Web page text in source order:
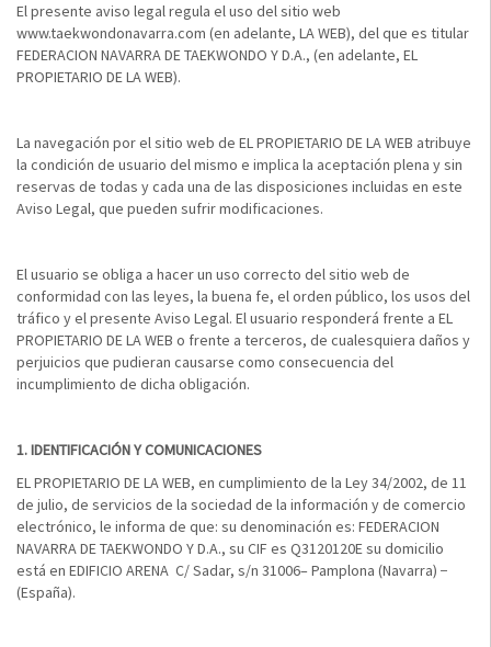
El presente aviso legal regula el uso del sitio web
www.taekwondonavarra.com (en adelante, LA WEB), del que es titular
FEDERACION NAVARRA DE TAEKWONDO Y D.A., (en adelante, EL
PROPIETARIO DE LA WEB).
La navegación por el sitio web de EL PROPIETARIO DE LA WEB atribuye
la condición de usuario del mismo e implica la aceptación plena y sin
reservas de todas y cada una de las disposiciones incluidas en este
Aviso Legal, que pueden sufrir modificaciones.
El usuario se obliga a hacer un uso correcto del sitio web de
conformidad con las leyes, la buena fe, el orden público, los usos del
tráfico y el presente Aviso Legal. El usuario responderá frente a EL
PROPIETARIO DE LA WEB o frente a terceros, de cualesquiera daños y
perjuicios que pudieran causarse como consecuencia del
incumplimiento de dicha obligación.
1.IDENTIFICACIÓN Y COMUNICACIONES
EL PROPIETARIO DE LA WEB, en cumplimiento de la Ley 34/2002, de 11
de julio, de servicios de la sociedad de la información y de comercio
electrónico, le informa de que: su denominación es: FEDERACION
NAVARRA DE TAEKWONDO Y D.A., su CIF es Q3120120E su domicilio
está en EDIFICIO ARENA C/ Sadar, s/n 31006– Pamplona (Navarra) −
(España).